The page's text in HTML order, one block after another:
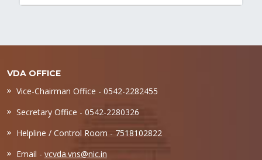
VDA OFFICE
Vice-Chairman Office - 0542-2282455
Secretary Office - 0542-2280326
Helpline / Control Room - 7518102822
Email - vcvda.vns@nic.in